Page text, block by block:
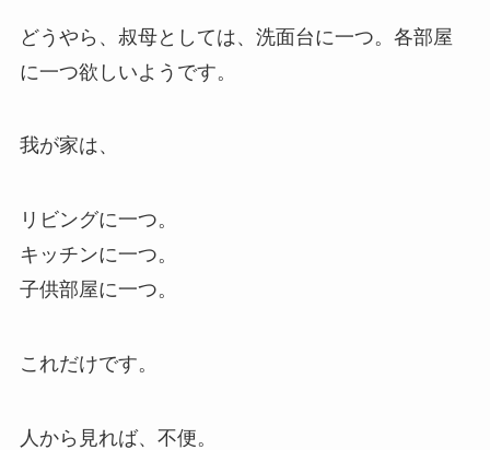
どうやら、叔母としては、洗面台に一つ。各部屋
に一つ欲しいようです。
我が家は、
リビングに一つ。
キッチンに一つ。
子供部屋に一つ。
これだけです。
人から見れば、不便。